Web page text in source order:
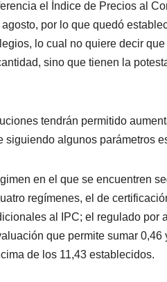
el Índice de Precios al
por lo que quedó
lo cual no quiere decir
sino que tienen la
tendrán permitido
siguiendo algunos parámetros
en el que se encuentren
regímenes, el de
al IPC; el regulado por
que permite sumar
de los 11,43 establecidos.